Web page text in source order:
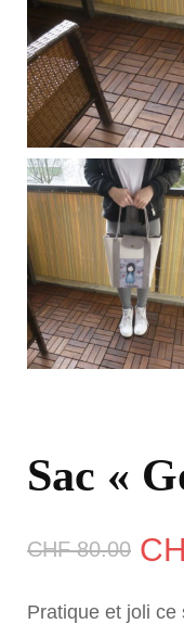
Sac «
CHF80.00 Le
prix
Pratique et joli